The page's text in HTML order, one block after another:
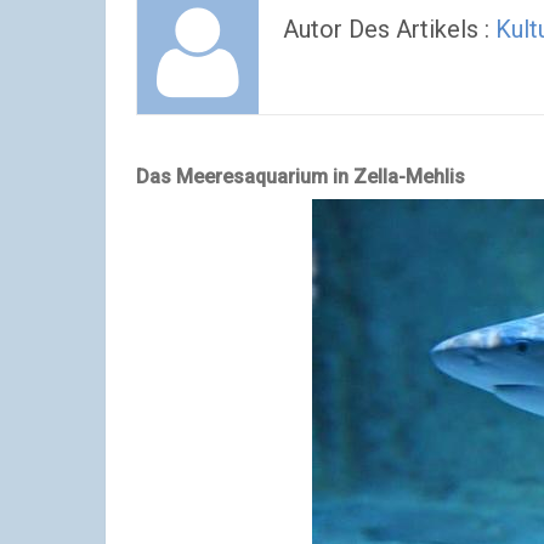
Autor Des Artikels :
Das Meeresaquarium in Zella-Mehlis